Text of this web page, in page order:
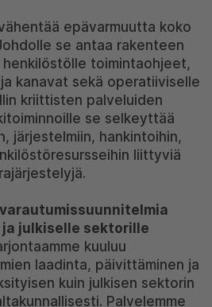
epävarmuutta koko
se antaa rakenteen
toimintaohjeet,
kanavat sekä operatiiviselle
kriittisten palveluiden
se selkeyttää
järjestelmiin, hankintoihin,
liittyviä
julkiselle sektorille
kuuluu
laadinta, päivittäminen ja
kuin julkisen sektorin
Palvelemme